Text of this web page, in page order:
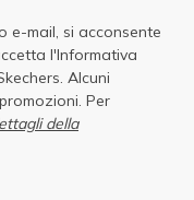
e-mail, si acconsente
l'Informativa
. Alcuni
Per
della